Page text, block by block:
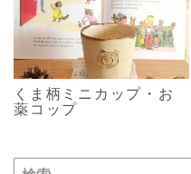
READ MORE
くま柄ミニカップ・お
薬コップ